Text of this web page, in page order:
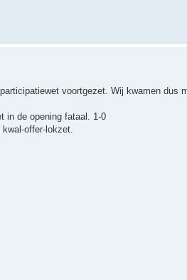
voortgezet. Wij kwamen dus
in de opening fataal. 1-0
offer-lokzet.